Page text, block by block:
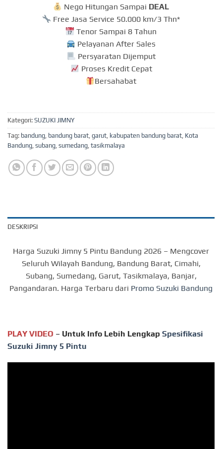
Nego Hitungan Sampai DEAL
Free Jasa Service 50.000 km/3 Thn*
Tenor Sampai 8 Tahun
Pelayanan After Sales
Persyaratan Dijemput
Proses Kredit Cepat
Bersahabat
Kategori: SUZUKI JIMNY
Tag: bandung, bandung barat, garut, kabupaten bandung barat, Kota
Bandung, subang, sumedang, tasikmalaya
DESKRIPSI
Harga Suzuki Jimny 5 Pintu Bandung 2026 – Mengcover
Seluruh Wilayah Bandung, Bandung Barat, Cimahi,
Subang, Sumedang, Garut, Tasikmalaya, Banjar,
Pangandaran. Harga Terbaru dari Promo Suzuki Bandung
PLAY VIDEO – Untuk Info Lebih Lengkap Spesifikasi
Suzuki Jimny 5 Pintu